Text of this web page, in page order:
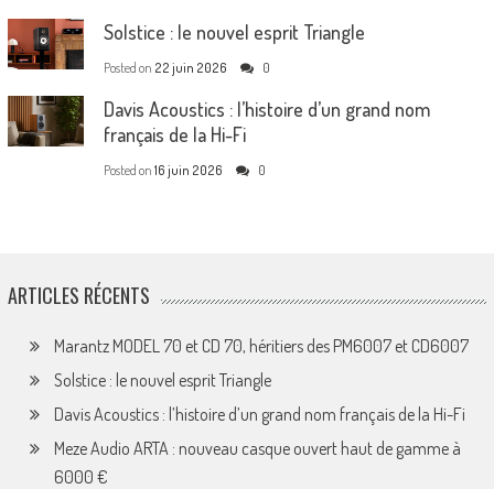
Solstice : le nouvel esprit Triangle
Posted on 22 juin 2026 0
Davis Acoustics : l’histoire d’un grand nom
français de la Hi-Fi
Posted on 16 juin 2026 0
ARTICLES RÉCENTS
Marantz MODEL 70 et CD 70, héritiers des PM6007 et CD6007
Solstice : le nouvel esprit Triangle
Davis Acoustics : l’histoire d’un grand nom français de la Hi-Fi
Meze Audio ARTA : nouveau casque ouvert haut de gamme à
6000 €